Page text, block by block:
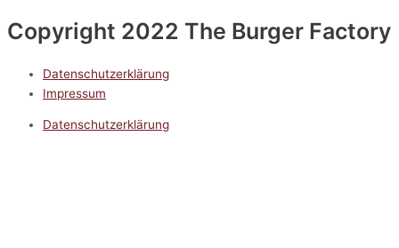
Copyright 2022 The Burger Factory
Datenschutzerklärung
Impressum
Datenschutzerklärung